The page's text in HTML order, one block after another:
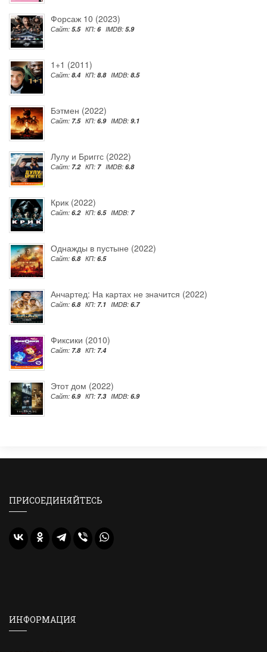
Форсаж 10 (2023)
Сайт: 5.5 КП: 6 IMDB: 5.9
1+1 (2011)
Сайт: 8.4 КП: 8.8 IMDB: 8.5
Бэтмен (2022)
Сайт: 7.5 КП: 6.9 IMDB: 9.1
Лулу и Бриггс (2022)
Сайт: 7.2 КП: 7 IMDB: 6.8
Крик (2022)
Сайт: 6.2 КП: 6.5 IMDB: 7
Однажды в пустыне (2022)
Сайт: 6.8 КП: 6.5
Анчартед: На картах не значится (2022)
Сайт: 6.8 КП: 7.1 IMDB: 6.7
Фиксики (2010)
Сайт: 7.8 КП: 7.4
Этот дом (2022)
Сайт: 6.9 КП: 7.3 IMDB: 6.9
ПРИСОЕДИНЯЙТЕСЬ
ИНФОРМАЦИЯ